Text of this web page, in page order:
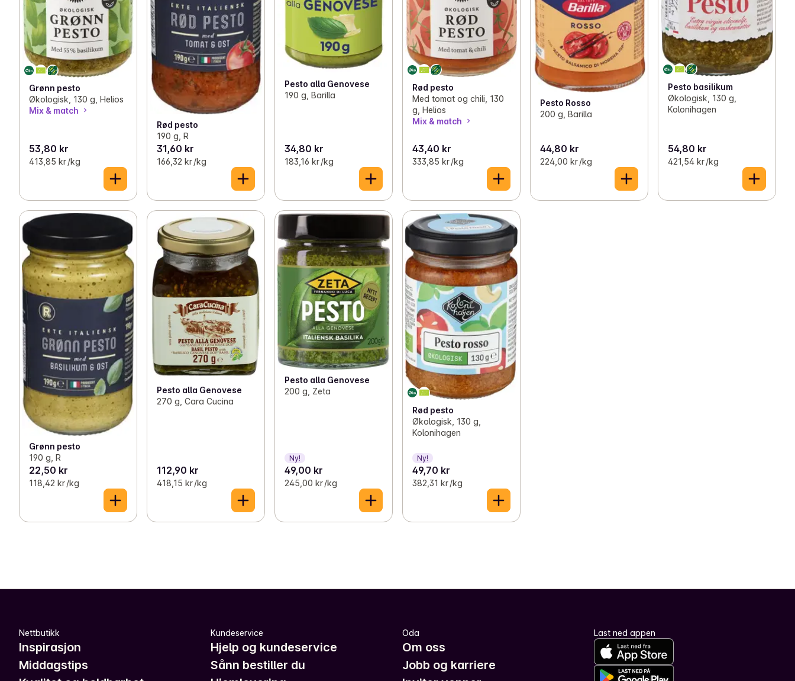
Grønn pesto
Økologisk, 130 g, Helios
Mix & match
53,80 kr
413,85 kr /kg
Rød pesto
190 g, R
31,60 kr
166,32 kr /kg
Pesto alla Genovese
190 g, Barilla
34,80 kr
183,16 kr /kg
Rød pesto
Med tomat og chili, 130
g, Helios
Mix & match
43,40 kr
333,85 kr /kg
Pesto Rosso
200 g, Barilla
44,80 kr
224,00 kr /kg
Pesto basilikum
Økologisk, 130 g,
Kolonihagen
54,80 kr
421,54 kr /kg
Grønn pesto
190 g, R
22,50 kr
118,42 kr /kg
Pesto alla Genovese
270 g, Cara Cucina
112,90 kr
418,15 kr /kg
Pesto alla Genovese
200 g, Zeta
Ny!
49,00 kr
245,00 kr /kg
Rød pesto
Økologisk, 130 g,
Kolonihagen
Ny!
49,70 kr
382,31 kr /kg
Nettbutikk
Inspirasjon
Middagstips
Kundeservice
Hjelp og kundeservice
Sånn bestiller du
Oda
Om oss
Jobb og karriere
Last ned appen